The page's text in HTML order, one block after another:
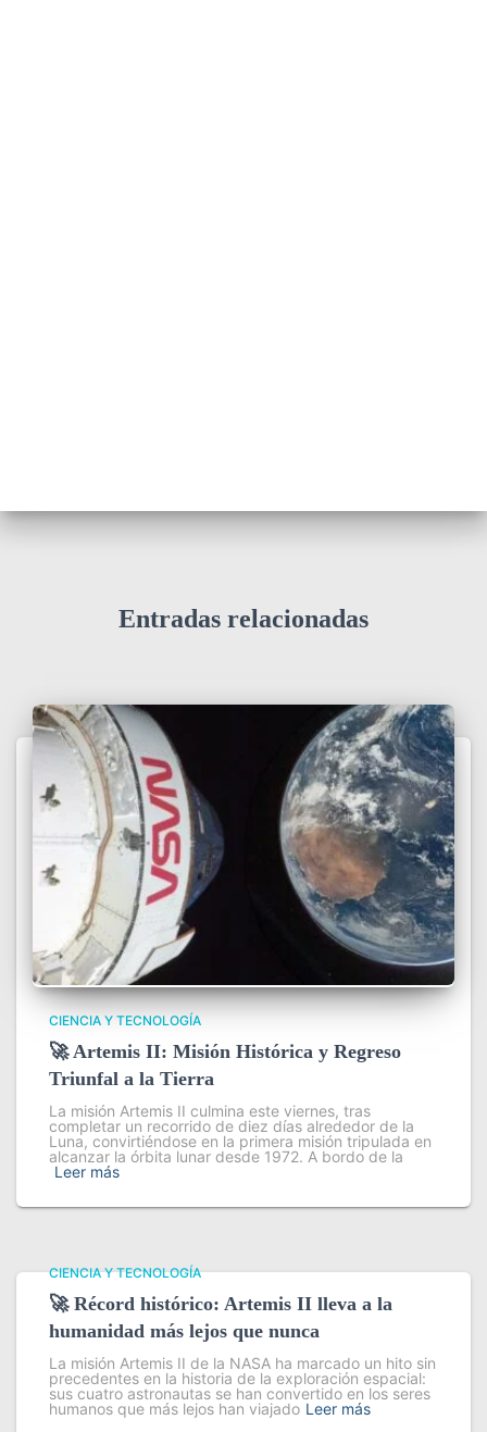
Entradas relacionadas
CIENCIA Y TECNOLOGÍA
🚀 Artemis II: Misión Histórica y Regreso
Triunfal a la Tierra
La misión Artemis II culmina este viernes, tras
completar un recorrido de diez días alrededor de la
Luna, convirtiéndose en la primera misión tripulada en
alcanzar la órbita lunar desde 1972. A bordo de la
Leer más
CIENCIA Y TECNOLOGÍA
🚀 Récord histórico: Artemis II lleva a la
humanidad más lejos que nunca
La misión Artemis II de la NASA ha marcado un hito sin
precedentes en la historia de la exploración espacial:
sus cuatro astronautas se han convertido en los seres
humanos que más lejos han viajado Leer más